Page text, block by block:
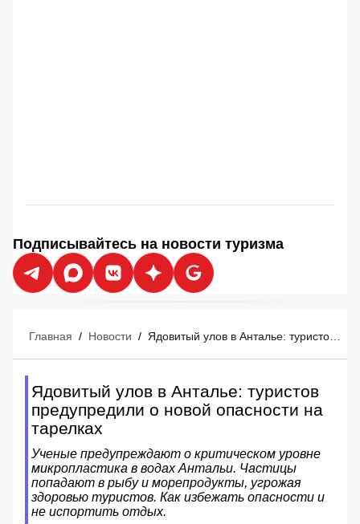
Подписывайтесь на новости туризма
Главная / Новости /
Ядовитый улов в Анталье: туристов
предупредили о новой опасности на
тарелках
Ученые предупреждают о критическом уровне
микропластика в водах Антальи. Частицы
попадают в рыбу и морепродукты, угрожая
здоровью туристов. Как избежать опасности и
не испортить отдых.